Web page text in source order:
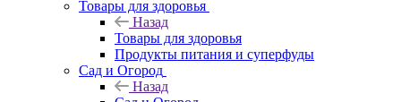
Товары для здоровья
Назад
Товары для здоровья
Продукты питания и суперфуды
Сад и Огород
Назад